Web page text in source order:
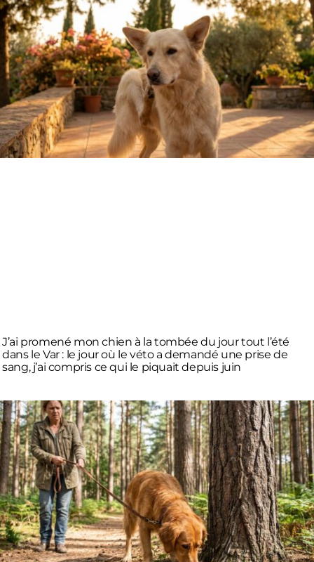
J’ai promené mon chien à la tombée du jour tout l’été
dans le Var : le jour où le véto a demandé une prise de
sang, j’ai compris ce qui le piquait depuis juin